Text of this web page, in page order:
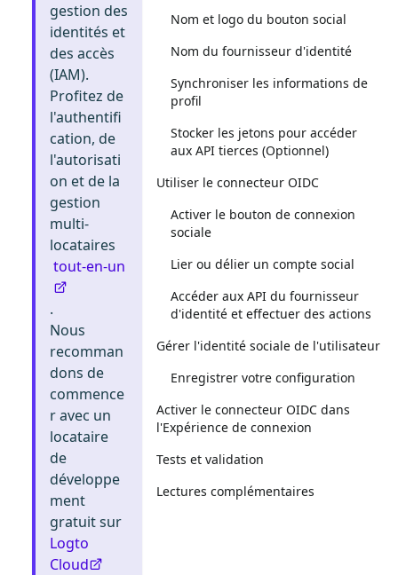
gestion des
identités et
des accès
(IAM).
Profitez de
l'authentifi
cation, de
l'autorisati
on et de la
gestion
multi-
locataires
tout-en-un
.
Nous
recomman
dons de
commence
r avec un
locataire
de
développe
ment
gratuit sur
Logto
Cloud
Nom et logo du bouton social
Nom du fournisseur d'identité
Synchroniser les informations de
profil
Stocker les jetons pour accéder
aux API tierces (Optionnel)
Utiliser le connecteur OIDC
Activer le bouton de connexion
sociale
Lier ou délier un compte social
Accéder aux API du fournisseur
d'identité et effectuer des actions
Gérer l'identité sociale de l'utilisateur
Enregistrer votre configuration
Activer le connecteur OIDC dans
l'Expérience de connexion
Tests et validation
Lectures complémentaires